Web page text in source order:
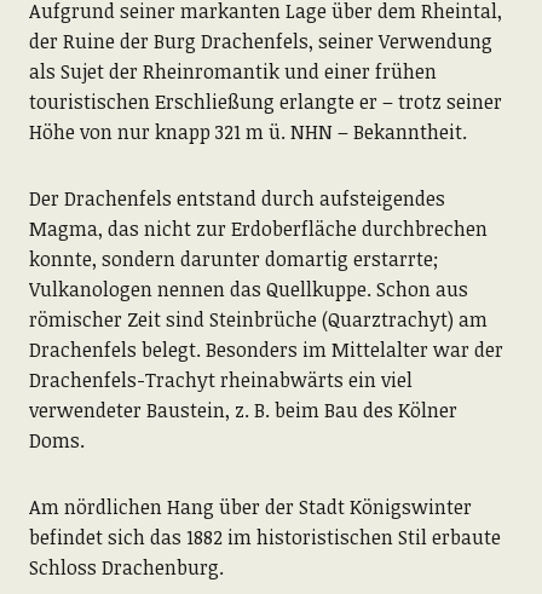
Aufgrund seiner markanten Lage über dem Rheintal,
der Ruine der Burg Drachenfels, seiner Verwendung
als Sujet der Rheinromantik und einer frühen
touristischen Erschließung erlangte er – trotz seiner
Höhe von nur knapp 321 m ü. NHN – Bekanntheit.
Der Drachenfels entstand durch aufsteigendes
Magma, das nicht zur Erdoberfläche durchbrechen
konnte, sondern darunter domartig erstarrte;
Vulkanologen nennen das Quellkuppe. Schon aus
römischer Zeit sind Steinbrüche (Quarztrachyt) am
Drachenfels belegt. Besonders im Mittelalter war der
Drachenfels-Trachyt rheinabwärts ein viel
verwendeter Baustein, z. B. beim Bau des Kölner
Doms.
Am nördlichen Hang über der Stadt Königswinter
befindet sich das 1882 im historistischen Stil erbaute
Schloss Drachenburg.